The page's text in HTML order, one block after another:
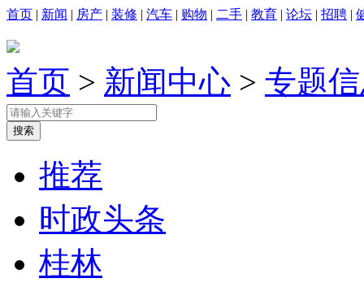
首页 | 新闻 | 房产 | 装修 | 汽车 | 购物 | 二手 | 教育 | 论坛 | 招聘 |
首页 > 新闻中心 > 专题
推荐
时政头条
桂林